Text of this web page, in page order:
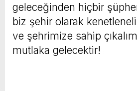
geleceğinden hiçbir
biz şehir olarak
ve şehrimize sahip
mutlaka gelecektir!